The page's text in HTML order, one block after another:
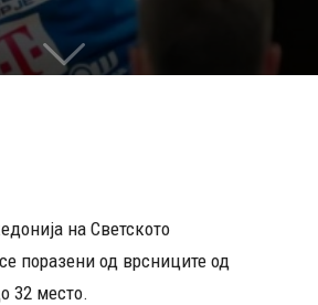
на Светското
поразени од врсниците од
32 место.